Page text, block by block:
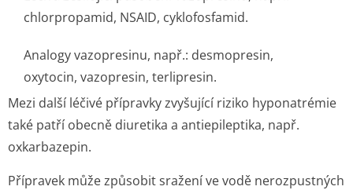
chlorpropamid, NSAID, cyklofosfamid.
Analogy vazopresinu, např.: desmopresin,
oxytocin, vazopresin, terlipresin.
Mezi další léčivé přípravky zvyšující riziko hyponatrémie
také patří obecně diuretika a antiepileptika, např.
oxkarbazepin.
Přípravek může způsobit sražení ve vodě nerozpustných